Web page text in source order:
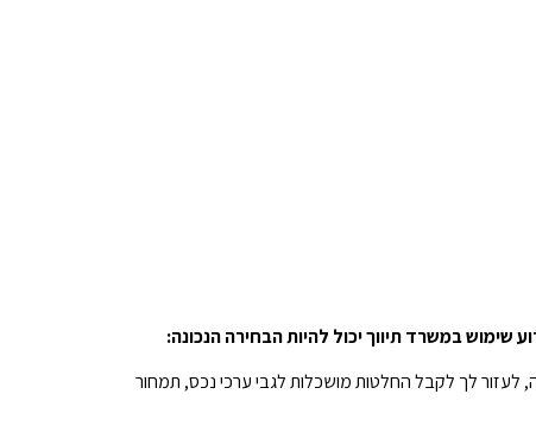
שימוש במשרד תיווך יכול להיות הבחירה הנכונה:
לעזור לך לקבל החלטות מושכלות לגבי ערכי נכס, תמחור